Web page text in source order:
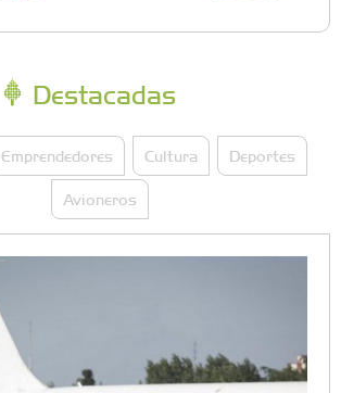
Destacadas
Emprendedores Cultura Deportes
Avioneros